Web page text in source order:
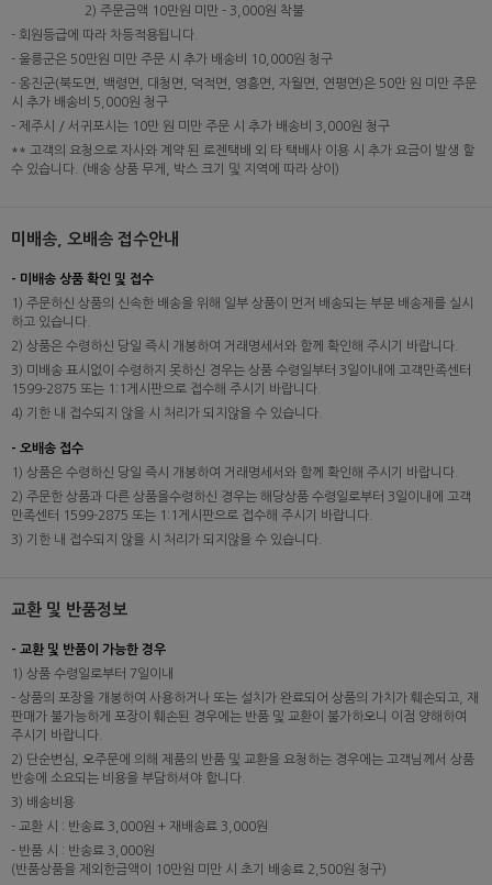
2) 주문금액 10만원 미만 - 3,000원 착불
- 회원등급에 따라 차등적용됩니다.
- 울릉군은 50만원 미만 주문 시 추가 배송비 10,000원 청구
- 옹진군(북도면, 백령면, 대청면, 덕적면, 영흥면, 자월면, 연평면)은 50만 원 미만 주문
시 추가 배송비 5,000원 청구
- 제주시 / 서귀포시는 10만 원 미만 주문 시 추가 배송비 3,000원 청구
** 고객의 요청으로 자사와 계약 된 로젠택배 외 타 택배사 이용 시 추가 요금이 발생 할
수 있습니다. (배송 상품 무게, 박스 크기 및 지역에 따라 상이)
미배송, 오배송 접수안내
- 미배송 상품 확인 및 접수
1) 주문하신 상품의 신속한 배송을 위해 일부 상품이 먼저 배송되는 부분 배송제를 실시
하고 있습니다.
2) 상품은 수령하신 당일 즉시 개봉하여 거래명세서와 함께 확인해 주시기 바랍니다.
3) 미배송 표시없이 수령하지 못하신 경우는 상품 수령일부터 3일이내에 고객만족센터
1599-2875 또는 1:1게시판으로 접수해 주시기 바랍니다.
4) 기한 내 접수되지 않을 시 처리가 되지않을 수 있습니다.
- 오배송 접수
1) 상품은 수령하신 당일 즉시 개봉하여 거래명세서와 함께 확인해 주시기 바랍니다.
2) 주문한 상품과 다른 상품을수령하신 경우는 해당상품 수령일로부터 3일이내에 고객
만족센터 1599-2875 또는 1:1게시판으로 접수해 주시기 바랍니다.
3) 기한 내 접수되지 않을 시 처리가 되지않을 수 있습니다.
교환 및 반품정보
- 교환 및 반품이 가능한 경우
1) 상품 수령일로부터 7일이내
- 상품의 포장을 개봉하여 사용하거나 또는 설치가 완료되어 상품의 가치가 훼손되고, 재
판매가 불가능하게 포장이 훼손된 경우에는 반품 및 교환이 불가하오니 이점 양해하여
주시기 바랍니다.
2) 단순변심, 오주문에 의해 제품의 반품 및 교환을 요청하는 경우에는 고객님께서 상품
반송에 소요되는 비용을 부담하셔야 합니다.
3) 배송비용
- 교환 시 : 반송료 3,000원 + 재배송료 3,000원
- 반품 시 : 반송료 3,000원
(반품상품을 제외한금액이 10만원 미만 시 초기 배송료 2,500원 청구)